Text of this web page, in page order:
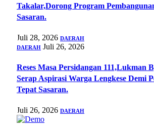
Takalar,Dorong Program
Sasaran.
Juli 28, 2026 DAERAH
DAERAH Juli 26, 2026
Reses Masa Persidangan 111,Lukman
Serap Aspirasi Warga Lengkese Demi
Tepat Sasaran.
Juli 26, 2026 DAERAH